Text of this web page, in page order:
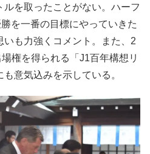
ルを取ったことがない。ハーフ
を一番の目標にやっていきた
も力強くコメント。また、2
権を得られる「J1百年構想リ
意気込みを示している。